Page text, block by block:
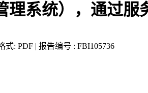
理系统），通过服
式: PDF | 报告编号 : FBI105736